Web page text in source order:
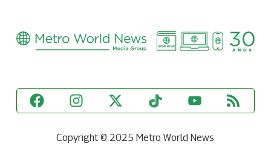
Copyright © 2025 Metro World News